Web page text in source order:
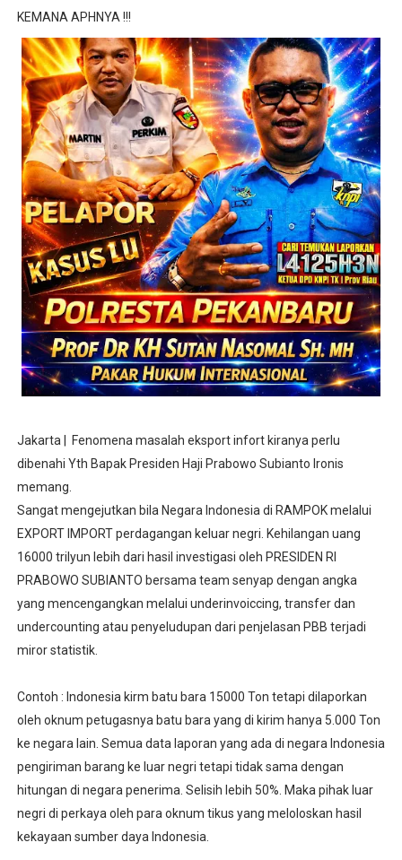
KEMANA APHNYA !!!
Jakarta | Fenomena masalah eksport infort kiranya perlu
dibenahi Yth Bapak Presiden Haji Prabowo Subianto Ironis
memang.
Sangat mengejutkan bila Negara Indonesia di RAMPOK melalui
EXPORT IMPORT perdagangan keluar negri. Kehilangan uang
16000 trilyun lebih dari hasil investigasi oleh PRESIDEN RI
PRABOWO SUBIANTO bersama team senyap dengan angka
yang mencengangkan melalui underinvoiccing, transfer dan
undercounting atau penyeludupan dari penjelasan PBB terjadi
miror statistik.
Contoh : Indonesia kirm batu bara 15000 Ton tetapi dilaporkan
oleh oknum petugasnya batu bara yang di kirim hanya 5.000 Ton
ke negara lain. Semua data laporan yang ada di negara Indonesia
pengiriman barang ke luar negri tetapi tidak sama dengan
hitungan di negara penerima. Selisih lebih 50%. Maka pihak luar
negri di perkaya oleh para oknum tikus yang meloloskan hasil
kekayaan sumber daya Indonesia.